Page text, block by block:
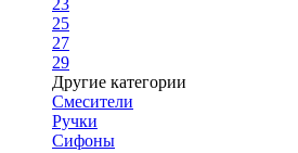
23
25
27
29
Другие категории
Смесители
Ручки
Сифоны